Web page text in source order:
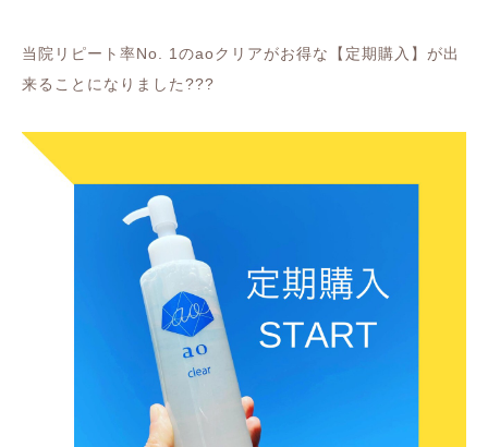
当院リピート率No. 1 のaoクリアがお得な【定期購入】が出
来ることになりました???